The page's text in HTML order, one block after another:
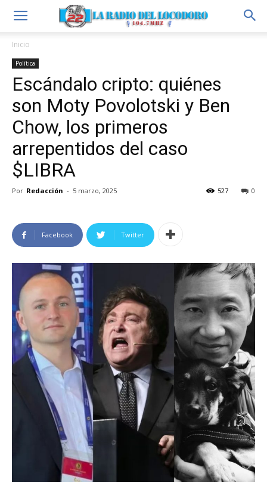
Inicio
Política
Escándalo cripto: quiénes
son Moty Povolotski y Ben
Chow, los primeros
arrepentidos del caso
$LIBRA
Por Redacción - 5 marzo, 2025 0
527
Facebook Twitter